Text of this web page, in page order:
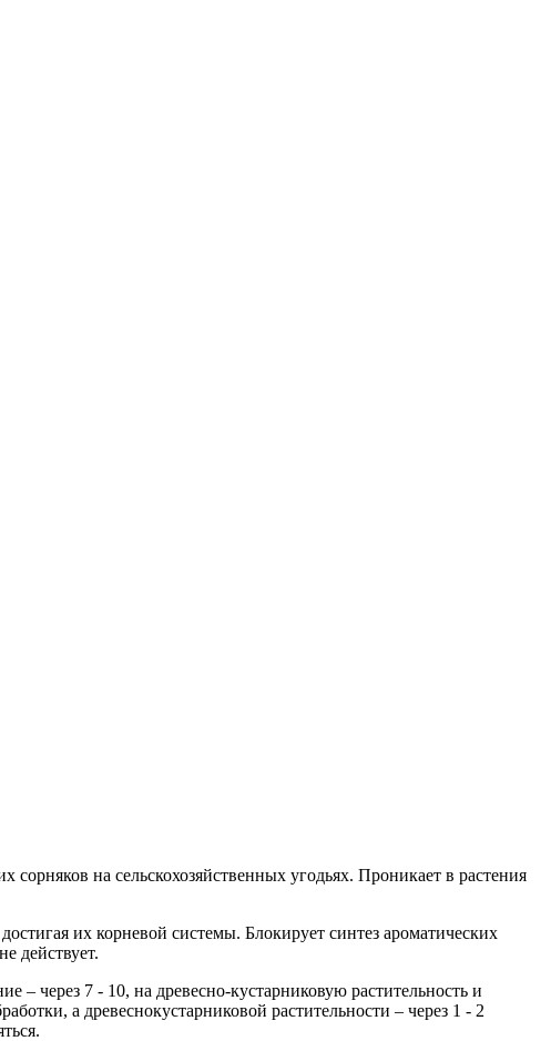
на сельскохозяйственных угодьях. Проникает в растения
их корневой системы. Блокирует синтез ароматических
действует.
– через 7 - 10, на древесно-кустарниковую растительность и
а древеснокустарниковой растительности – через 1 - 2